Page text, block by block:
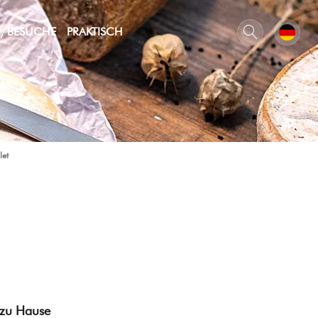
BESUCHE PRAKTISCH
Hause